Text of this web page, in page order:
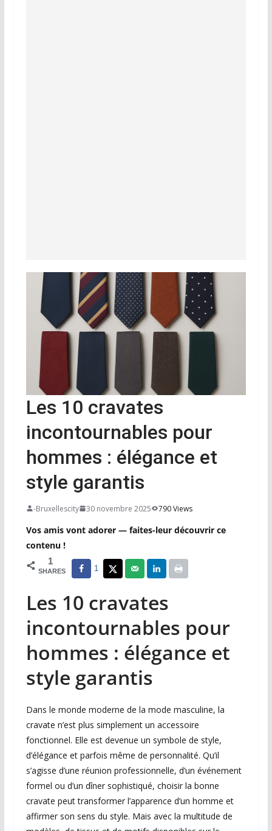
Les 10 cravates
incontournables pour
hommes : élégance et
style garantis
-Bruxellescity 30 novembre 2025 790 Views
Vos amis vont adorer — faites-leur découvrir ce
contenu !
1
SHARES 1
Les 10 cravates
incontournables pour
hommes : élégance et
style garantis
Dans le monde moderne de la mode masculine, la
cravate n’est plus simplement un accessoire
fonctionnel. Elle est devenue un symbole de style,
d’élégance et parfois même de personnalité. Qu’il
s’agisse d’une réunion professionnelle, d’un événement
formel ou d’un dîner sophistiqué, choisir la bonne
cravate peut transformer l’apparence d’un homme et
affirmer son sens du style. Mais avec la multitude de